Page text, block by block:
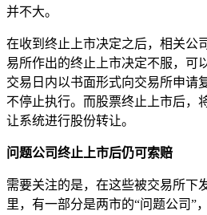
并不大。
在收到终止上市决定之后，相关公
易所作出的终止上市决定不服，可
交易日内以书面形式向交易所申请
不停止执行。而股票终止上市后，
让系统进行股份转让。
问题公司终止上市后仍可索赔
需要关注的是，在这些被交易所下
里，有一部分是两市的“问题公司”